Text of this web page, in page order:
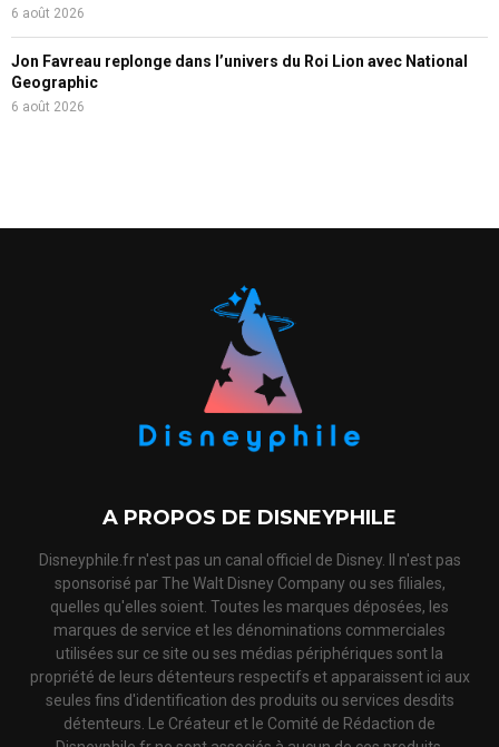
6 août 2026
Jon Favreau replonge dans l’univers du Roi Lion avec National
Geographic
6 août 2026
A PROPOS DE DISNEYPHILE
Disneyphile.fr n'est pas un canal officiel de Disney. Il n'est pas
sponsorisé par The Walt Disney Company ou ses filiales,
quelles qu'elles soient. Toutes les marques déposées, les
marques de service et les dénominations commerciales
utilisées sur ce site ou ses médias périphériques sont la
propriété de leurs détenteurs respectifs et apparaissent ici aux
seules fins d'identification des produits ou services desdits
détenteurs. Le Créateur et le Comité de Rédaction de